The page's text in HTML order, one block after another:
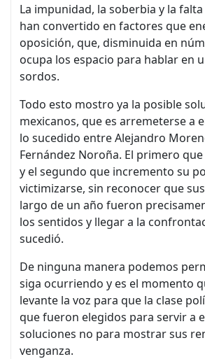
La impunidad, la soberbia y la
han convertido en factores que
oposición, que, disminuida en
ocupa los espacio para hablar en
sordos.
Todo esto mostro ya la posible
mexicanos, que es arremeterse a
lo sucedido entre Alejandro
Fernández Noroña. El primero
y el segundo que incremento su
victimizarse, sin reconocer que
largo de un año fueron
los sentidos y llegar a la
sucedió.
De ninguna manera podemos
siga ocurriendo y es el momento
levante la voz para que la clase
que fueron elegidos para servir a
soluciones no para mostrar sus
venganza.